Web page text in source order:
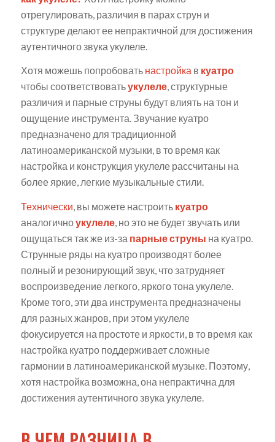
отрегулировать, различия в парах струн и
структуре делают ее непрактичной для достижения
аутентичного звука укулеле.
Хотя можешь попробовать настройка в куатро
чтобы соответствоватьукулеле, структурные
различия и парные струны будут влиять на тон и
ощущение инструмента. Звучание куатро
предназначено для традиционной
латиноамериканской музыки, в то время как
настройка и конструкция укулеле рассчитаны на
более яркие, легкие музыкальные стили.
Технически , вы можете настроить куатро
аналогичноукулеле, но это не будет звучать или
ощущаться так же из-за парные струны на куатро.
Струнные ряды на куатро производят более
полный и резонирующий звук, что затрудняет
воспроизведение легкого, яркого тона укулеле.
Кроме того, эти два инструмента предназначены
для разных жанров, при этом укулеле
фокусируется на простоте и яркости, в то время как
настройка куатро поддерживает сложные
гармонии в латиноамериканской музыке. Поэтому,
хотя настройка возможна, она непрактична для
достижения аутентичного звука укулеле.